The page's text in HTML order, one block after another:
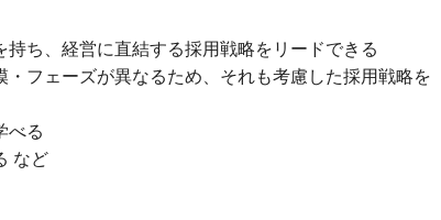
ち、経営に直結する採用戦略をリードできる
フェーズが異なるため、それも考慮した採用戦略を
べる
など